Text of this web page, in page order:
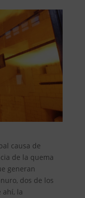
causa de
de la quema
generan
dos de los
ahí, la